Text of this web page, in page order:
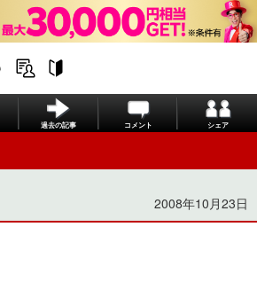
過去の記事 コメント シェア
2008年10月23日